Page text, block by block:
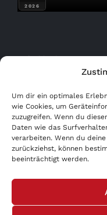
Um dir ein optimales
wie Cookies, um
zuzugreifen. Wenn du
Daten wie das
verarbeiten. Wenn du
zurückziehst, können
beeinträchtigt werden.
2026
Bußgeldrechner
WERBUNG AB 0,- €!
AGB
Impressum